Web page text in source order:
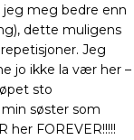
jeg meg bedre enn
dette muligens
Jeg
jo ikke la vær her –
sto
søster som
her FOREVER!!!!!